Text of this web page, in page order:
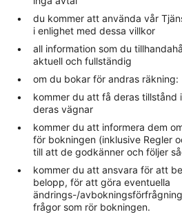
du kommer att använda vår
i enlighet med dessa villkor
all information som du
aktuell och fullständig
om du bokar för andras räkning:
kommer du att få deras tillstånd
deras vägnar
kommer du att informera dem
för bokningen (inklusive Regler
till att de godkänner och följer
kommer du att ansvara för att
belopp, för att göra eventuella
ändrings-/
frågor som rör bokningen.